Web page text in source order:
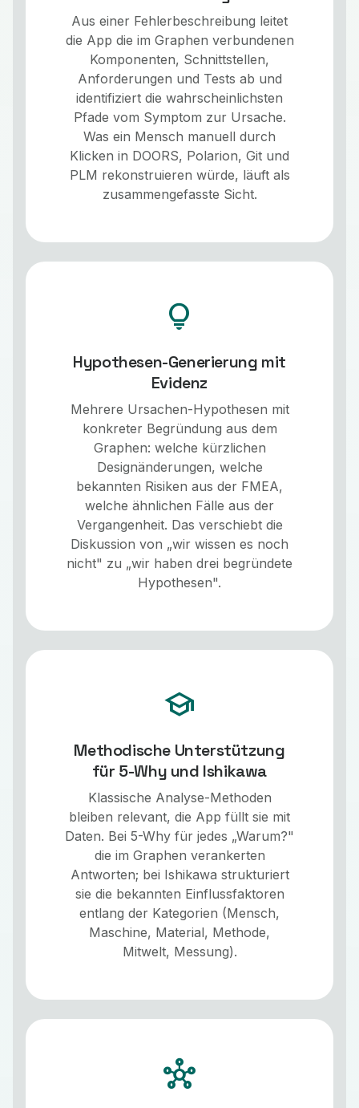
Aus einer Fehlerbeschreibung leitet
die App die im Graphen verbundenen
Komponenten, Schnittstellen,
Anforderungen und Tests ab und
identifiziert die wahrscheinlichsten
Pfade vom Symptom zur Ursache.
Was ein Mensch manuell durch
Klicken in DOORS, Polarion, Git und
PLM rekonstruieren würde, läuft als
zusammengefasste Sicht.
lightbulb
Hypothesen-Generierung mit
Evidenz
Mehrere Ursachen-Hypothesen mit
konkreter Begründung aus dem
Graphen: welche kürzlichen
Designänderungen, welche
bekannten Risiken aus der FMEA,
welche ähnlichen Fälle aus der
Vergangenheit. Das verschiebt die
Diskussion von „wir wissen es noch
nicht" zu „wir haben drei begründete
Hypothesen".
school
Methodische Unterstützung
für 5-Why und Ishikawa
Klassische Analyse-Methoden
bleiben relevant, die App füllt sie mit
Daten. Bei 5-Why für jedes „Warum?"
die im Graphen verankerten
Antworten; bei Ishikawa strukturiert
sie die bekannten Einflussfaktoren
entlang der Kategorien (Mensch,
Maschine, Material, Methode,
Mitwelt, Messung).
hub